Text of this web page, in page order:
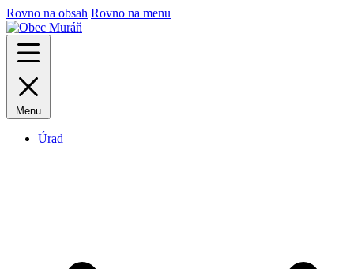
Rovno na obsah Rovno na menu
Menu
Úrad